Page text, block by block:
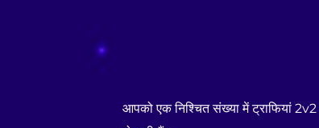
आपको एक निश्चित संख्या में ट्राफियां